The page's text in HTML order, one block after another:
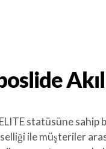
statüsüne sahip
ile müşteriler